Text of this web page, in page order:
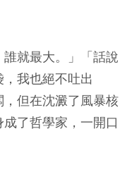
誰就最大。」「話說
我也絕不吐出
但在沈澱了風暴核
了哲學家，一開口